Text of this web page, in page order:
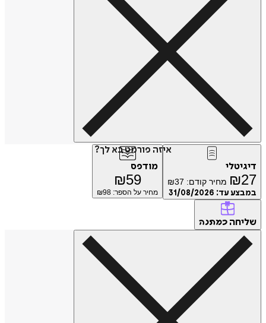
איזה פורמט בא לך?
דיגיטלי
₪27 מחיר קודם: ₪37
במבצע עד: 31/08/2026
מודפס
₪59
מחיר על הספר: ₪ 98
שליחה כמתנה